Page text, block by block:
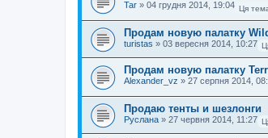
Tar » 04 грудня 2014, 19:04 Ця
Продам новую палатку
turistas » 03 вересня 2014, 10:27
Продам новую палатку
Alexander_vz » 27 серпня 2014,
Продаю тенты и шезлонги
Руслана » 27 червня 2014, 11:27